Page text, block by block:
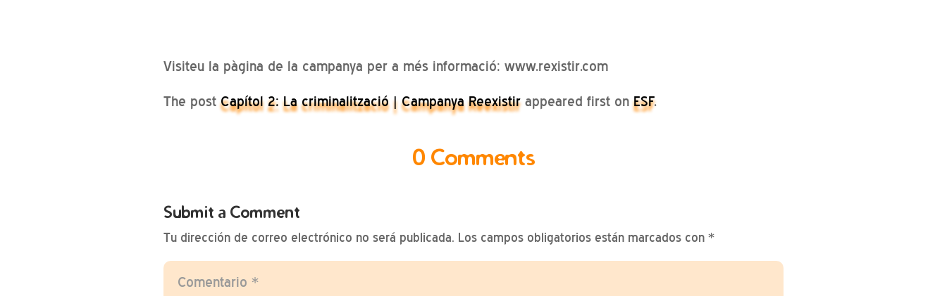
Visiteu la pàgina de la campanya per a més informació: www.rexistir.com
The postCapítol 2: La criminalització | Campanya Reexistirappeared first onESF.
0 Comments
Submit a Comment
Tu dirección de correo electrónico no será publicada. Los campos obligatorios están marcados con *